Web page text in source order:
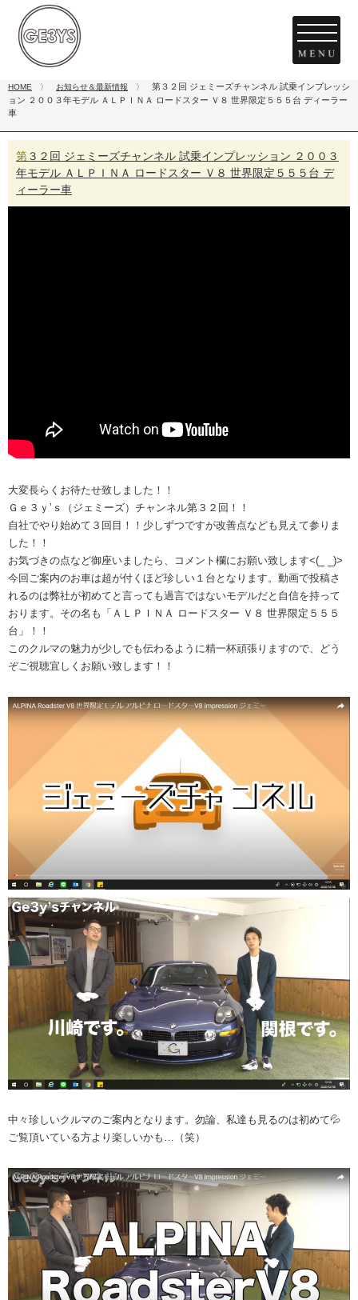
HOME 〉 お知らせ＆最新情報 〉
第３２回 ジェミーズチャンネル 試乗インプレッシ
ョン ２００３年モデル ＡＬＰＩＮＡ ロードスター Ｖ８ 世界限定５５５台 ディーラー
車
第３２回 ジェミーズチャンネル 試乗インプレッション ２００３
年モデル ＡＬＰＩＮＡ ロードスター Ｖ８ 世界限定５５５台 デ
ィーラー車
大変長らくお待たせ致しました！！
Ｇｅ３ｙ’ｓ（ジェミーズ）チャンネル第３２回！！
自社でやり始めて３回目！！少しずつですが改善点なども見えて参りま
した！！
お気づきの点など御座いましたら、コメント欄にお願い致します<(_ _)>
今回ご案内のお車は超が付くほど珍しい１台となります。動画で投稿さ
れるのは弊社が初めてと言っても過言ではないモデルだと自信を持って
おります。その名も「ＡＬＰＩＮＡ ロードスター Ｖ８ 世界限定５５５
台」！！
このクルマの魅力が少しでも伝わるように精一杯頑張りますので、どう
ぞご視聴宜しくお願い致します！！
中々珍しいクルマのご案内となります。勿論、私達も見るのは初めて💦
ご覧頂いている方より楽しいかも…（笑）